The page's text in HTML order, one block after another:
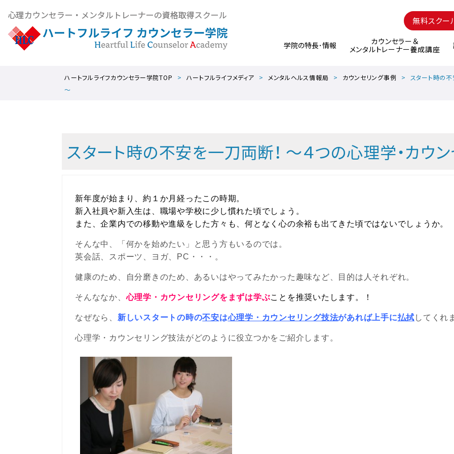
無料スクー
学院の特長･情報
カウンセラー＆
メンタルトレーナー養成講座
ハートフルライフカウンセラー学院TOP ハートフルライフメディア メンタルヘルス情報局 カウンセリング事例
スタート時の
～
スタート時の不安を一刀両断！ ～４つの心理学・カウ
新年度が始まり、約１か月経ったこの時期。
新入社員や新入生は、職場や学校に少し慣れた頃でしょう。
また、企業内での移動や進級をした方々も、何となく心の余裕も出てきた頃ではないでしょうか。
そんな中、「何かを始めたい」と思う方もいるのでは。
英会話、スポーツ、ヨガ、PC・・・。
健康のため、自分磨きのため、あるいはやってみたかった趣味など、目的は人それぞれ。
そんななか、心理学・カウンセリングをまずは学ぶことを推奨いたします。 ！
なぜなら、 新しいスタートの時の不安は心理学・カウンセリング技法があれば上手に払拭してくれ
心理学・カウンセリング技法がどのように役立つかをご紹介します。